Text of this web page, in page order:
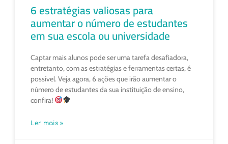
6 estratégias valiosas para
aumentar o número de estudantes
em sua escola ou universidade
Captar mais alunos pode ser uma tarefa desafiadora,
entretanto, com as estratégias e ferramentas certas, é
possível. Veja agora, 6 ações que irão aumentar o
número de estudantes da sua instituição de ensino,
confira!
Ler mais »